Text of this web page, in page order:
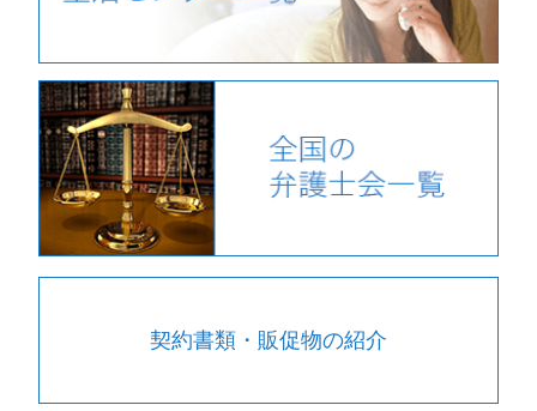
契約書類・販促物の紹介